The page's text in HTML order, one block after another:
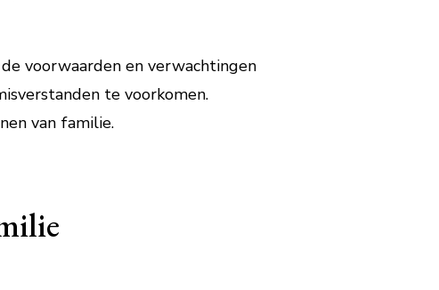
voorwaarden en verwachtingen
te voorkomen.
van familie.